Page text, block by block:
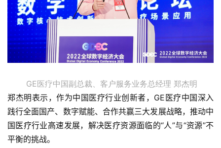
GE医疗中国副总裁、客户服务业务总经理 郑杰明
郑杰明表示，作为中国医疗行业创新者，GE医疗中国深入
践行全面国产、数字赋能、合作共赢三大发展战略，推动中
国医疗行业高速发展，解决医疗资源面临的“人”与“资源”不
平衡的挑战。